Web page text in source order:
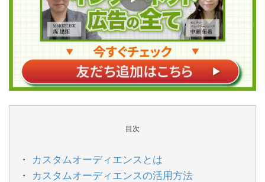
目次
カスタムオーディエンスとは
カスタムオーディエンスの活用方法